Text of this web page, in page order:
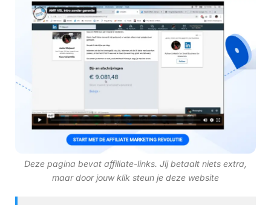
Deze pagina bevat affiliate-links. Jij betaalt niets extra,
maar door jouw klik steun je deze website